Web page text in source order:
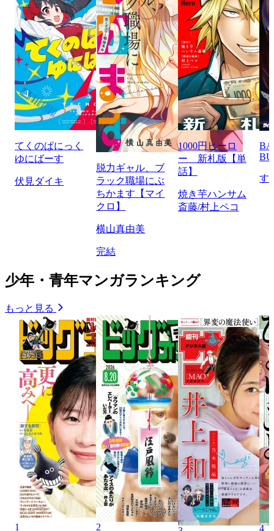
てくのぱにっく
ゆにばーす
伏見ダイキ
脱力ギャル、ブ
ラック職場にぶ
ちかます【マイ
クロ】
横山真由美
完結
1000円ヒーロ
ー 新札版【単
話】
焼き芋ハンサム
斎藤/村上ペコ
す
少年・青年マンガランキング
もっと見る
1 2 4